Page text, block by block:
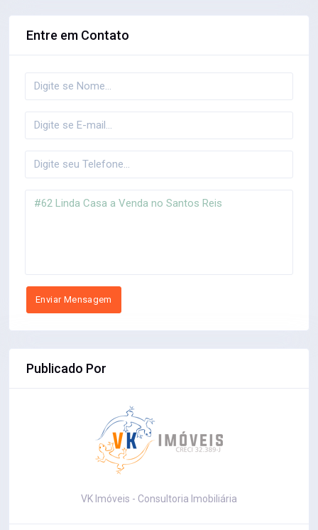
Entre em Contato
Enviar Mensagem
Publicado Por
VK Imóveis - Consultoria Imobiliária